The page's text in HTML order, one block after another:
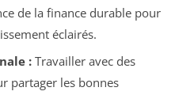
de la finance durable pour
éclairés.
:Travailler avec des
partager les bonnes